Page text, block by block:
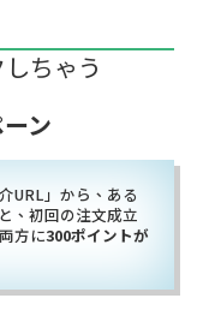
ちゃう
ン
URL」から、ある
、初回の注文成立
方に300ポイントが